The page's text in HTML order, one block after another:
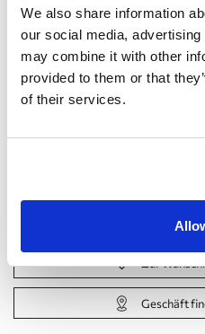
We also share information
our social media,
may combine it with other
provided to them or that
of their services.
Größe:
Europäisch: 34 EU
Termin
Zur
Geschäft